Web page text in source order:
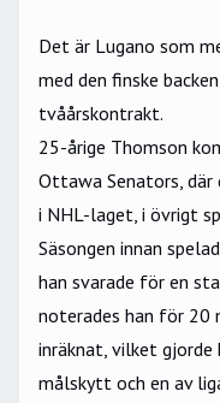
Det är Lugano som
med den finske backen
tvåårskontrakt.
25-årige Thomson
Ottawa Senators,
i NHL-laget, i övrigt
Säsongen innan
han svarade för en
noterades han för 20
inräknat, vilket
målskytt och en av